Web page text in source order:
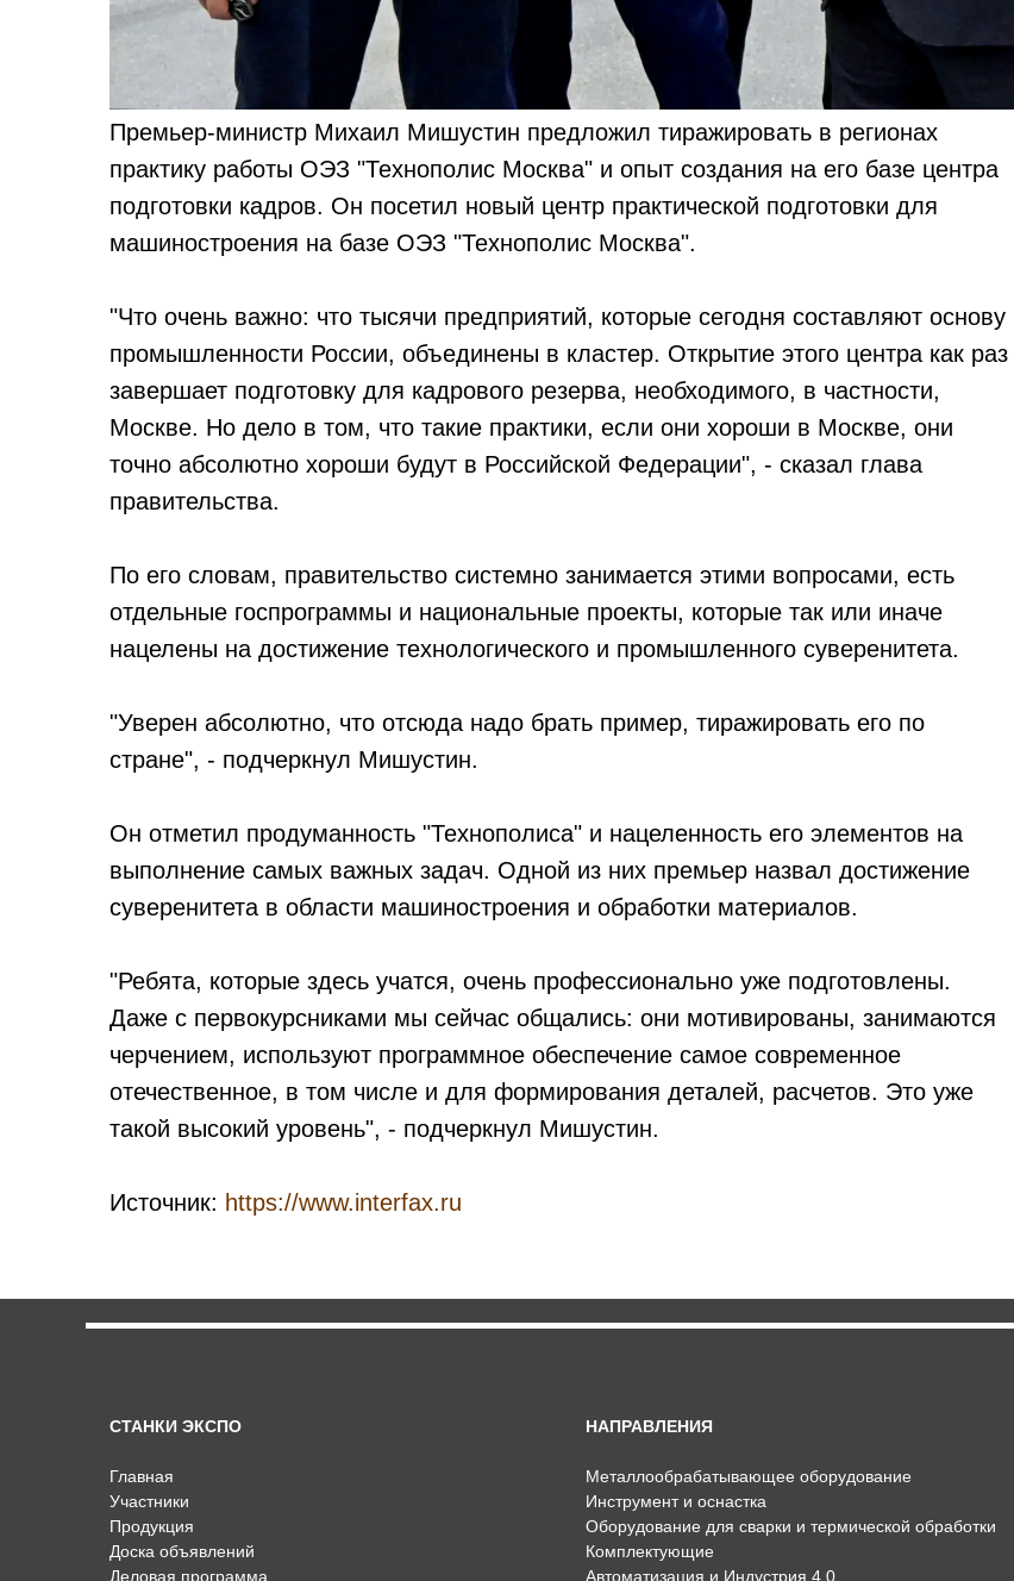
Премьер-министр Михаил Мишустин предложил тиражировать в регионах
практику работы ОЭЗ "Технополис Москва" и опыт создания на его базе центра
подготовки кадров. Он посетил новый центр практической подготовки для
машиностроения на базе ОЭЗ "Технополис Москва".
"Что очень важно: что тысячи предприятий, которые сегодня составляют основу
промышленности России, объединены в кластер. Открытие этого центра как раз
завершает подготовку для кадрового резерва, необходимого, в частности,
Москве. Но дело в том, что такие практики, если они хороши в Москве, они
точно абсолютно хороши будут в Российской Федерации", - сказал глава
правительства.
По его словам, правительство системно занимается этими вопросами, есть
отдельные госпрограммы и национальные проекты, которые так или иначе
нацелены на достижение технологического и промышленного суверенитета.
"Уверен абсолютно, что отсюда надо брать пример, тиражировать его по
стране", - подчеркнул Мишустин.
Он отметил продуманность "Технополиса" и нацеленность его элементов на
выполнение самых важных задач. Одной из них премьер назвал достижение
суверенитета в области машиностроения и обработки материалов.
"Ребята, которые здесь учатся, очень профессионально уже подготовлены.
Даже с первокурсниками мы сейчас общались: они мотивированы, занимаются
черчением, используют программное обеспечение самое современное
отечественное, в том числе и для формирования деталей, расчетов. Это уже
такой высокий уровень", - подчеркнул Мишустин.
Источник: https://www.interfax.ru
СТАНКИ ЭКСПО
Главная
Участники
Продукция
Доска объявлений
Деловая программа
НАПРАВЛЕНИЯ
Металлообрабатывающее оборудование
Инструмент и оснастка
Оборудование для сварки и термической обработки
Комплектующие
Автоматизация и Индустрия 4.0